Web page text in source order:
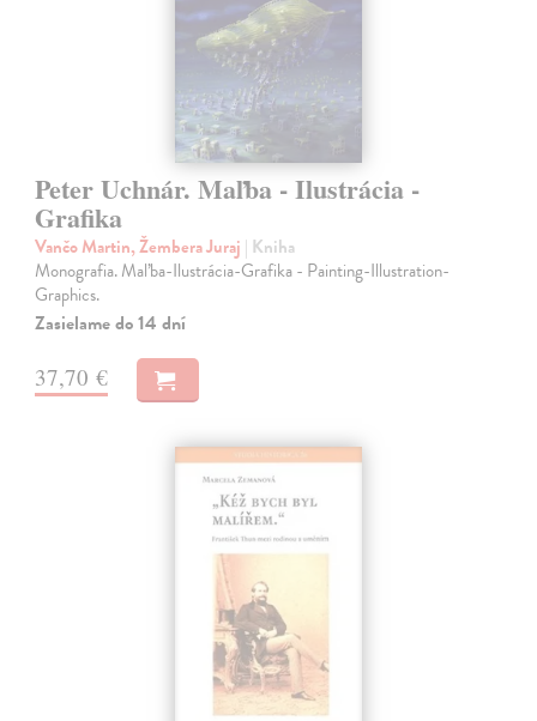
Peter Uchnár. Maľba - Ilustrácia -
Grafika
Vančo Martin, Žembera Juraj | Kniha
Monografia. Maľba-Ilustrácia-Grafika - Painting-Illustration-
Graphics.
Zasielame do 14 dní
37,70 €